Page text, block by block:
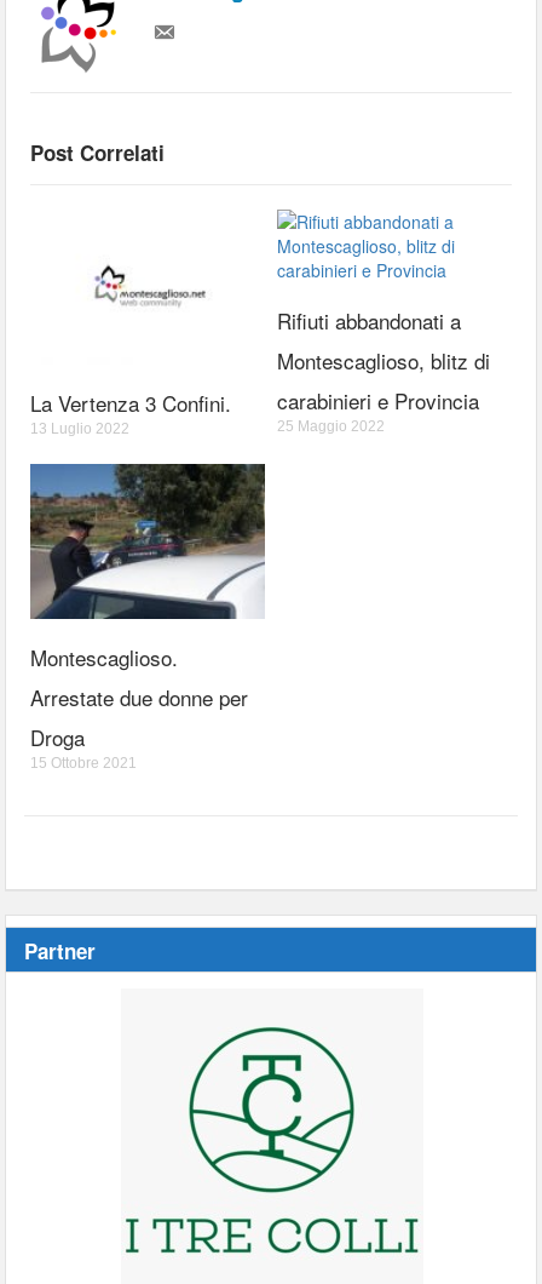
Post Correlati
La Vertenza 3 Confini.
13 Luglio 2022
Rifiuti abbandonati a
Montescaglioso, blitz di
carabinieri e Provincia
25 Maggio 2022
Montescaglioso.
Arrestate due donne per
Droga
15 Ottobre 2021
Partner